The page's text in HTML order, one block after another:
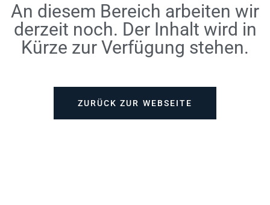
An diesem Bereich arbeiten wir
derzeit noch. Der Inhalt wird in
Kürze zur Verfügung stehen.
ZURÜCK ZUR WEBSEITE